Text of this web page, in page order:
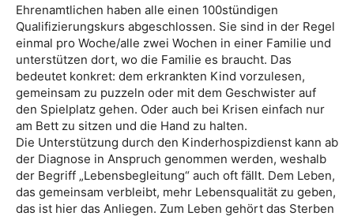
Ehrenamtlichen haben alle einen 100stündigen
Qualifizierungskurs abgeschlossen. Sie sind in der Regel
einmal pro Woche/alle zwei Wochen in einer Familie und
unterstützen dort, wo die Familie es braucht. Das
bedeutet konkret: dem erkrankten Kind vorzulesen,
gemeinsam zu puzzeln oder mit dem Geschwister auf
den Spielplatz gehen. Oder auch bei Krisen einfach nur
am Bett zu sitzen und die Hand zu halten.
Die Unterstützung durch den Kinderhospizdienst kann ab
der Diagnose in Anspruch genommen werden, weshalb
der Begriff „Lebensbegleitung“ auch oft fällt. Dem Leben,
das gemeinsam verbleibt, mehr Lebensqualität zu geben,
das ist hier das Anliegen. Zum Leben gehört das Sterben